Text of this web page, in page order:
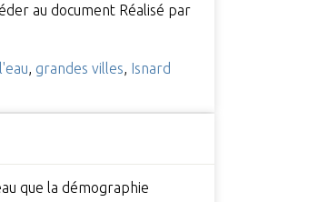
au document Réalisé par
, grandes villes, Isnard
que la démographie